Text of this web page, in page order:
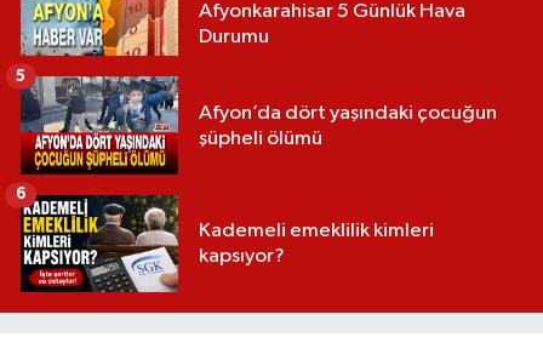
Afyonkarahisar 5 Günlük Hava
Durumu
Afyon’da dört yaşındaki çocuğun
şüpheli ölümü
5
Kademeli emeklilik kimleri
kapsıyor?
6